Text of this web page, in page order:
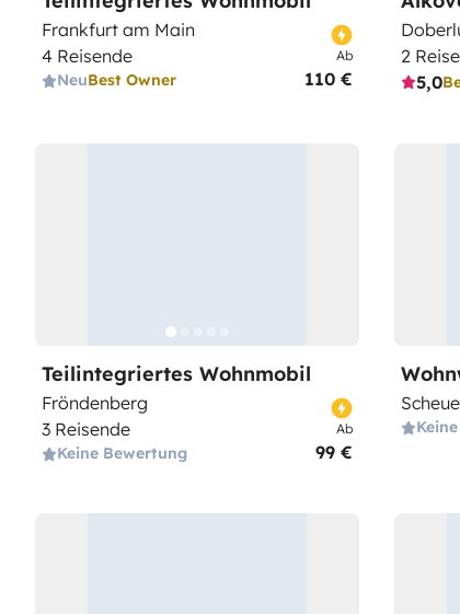
Frankfurt am Main
4 Reisende
NeuBest Owner
Ab
110 €
2
5,0
Teilintegriertes Wohnmobil
Fröndenberg
3 Reisende
Keine Bewertung
Ab
99 €